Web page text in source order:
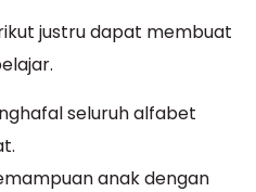
justru dapat membuat
seluruh alfabet
anak dengan